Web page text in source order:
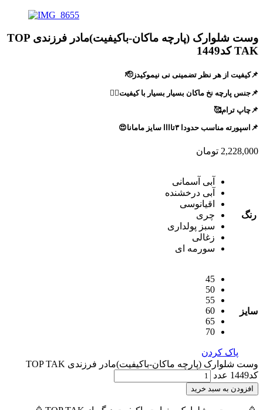
وست شلوارک (پارچه ماکان-باکیفیت)مادر فرزندی TOP
TAK کد1449
📌کیفیت از هر نظر تضمینی نی نیموکیدز🫡
📌جنس پارچه نخ ماکان بسیار بسیار با کیفیت🙂‍↔️
📌چاپ ترام🥰
📌اسپورته مناسب حدودا ۳تاااا سایز مامانا😍
2,228,000 تومان
رنگ
آبی آسمانی
آبی درخشنده
اقیانوسی
چری
سبز پولداری
زغالی
سورمه ای
سایز
45
50
55
60
65
70
پاک کردن
وست شلوارک (پارچه ماکان-باکیفیت)مادر فرزندی TOP TAK
کد1449 عدد
افزودن به سبد خرید